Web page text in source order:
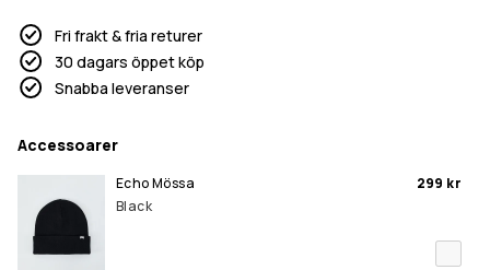
Fri frakt & fria returer
30 dagars öppet köp
Snabba leveranser
Accessoarer
Echo Mössa
Black
299 kr